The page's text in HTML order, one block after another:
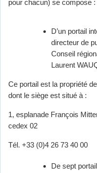
pour chacun) se compose :
D’un portail
directeur de
Conseil
Laurent
Ce portail est la propriété
dont le siège est situé à :
1, esplanade François
cedex 02
Tél. +33 (0)4 26 73 40 00
De sept